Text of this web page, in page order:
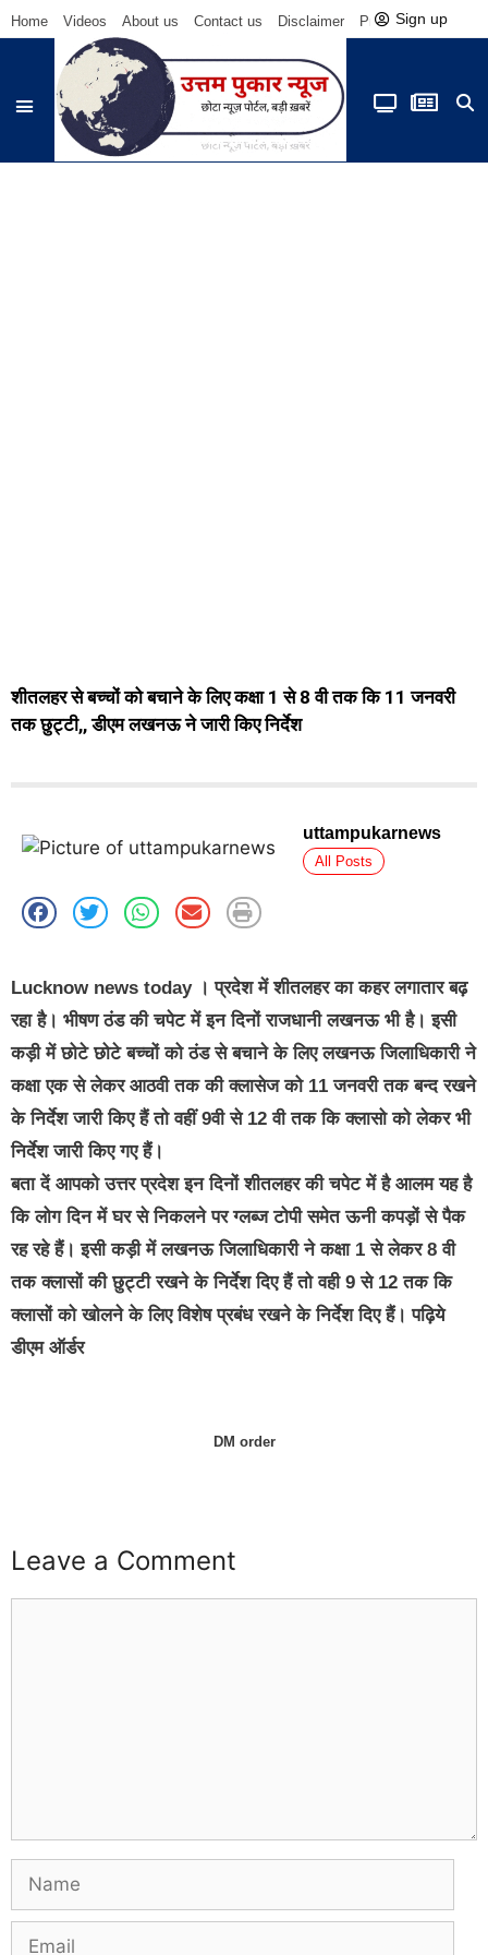
Home Videos About us Contact us Disclaimer Privacy Policy
Sign up
शीतलहर से बच्चों को बचाने के लिए कक्षा 1 से 8 वी तक कि 11 जनवरी
तक छुट्टी,, डीएम लखनऊ ने जारी किए निर्देश
uttampukarnews
All Posts
Lucknow news today। प्रदेश में शीतलहर का कहर लगातार बढ़
रहा है। भीषण ठंड की चपेट में इन दिनों राजधानी लखनऊ भी है। इसी
कड़ी में छोटे छोटे बच्चों को ठंड से बचाने के लिए लखनऊ जिलाधिकारी ने
कक्षा एक से लेकर आठवी तक की क्लासेज को 11 जनवरी तक बन्द रखने
के निर्देश जारी किए हैं तो वहीं 9वी से 12 वी तक कि क्लासो को लेकर भी
निर्देश जारी किए गए हैं।
बता दें आपको उत्तर प्रदेश इन दिनों शीतलहर की चपेट में है आलम यह है
कि लोग दिन में घर से निकलने पर ग्लब्ज टोपी समेत ऊनी कपड़ों से पैक
रह रहे हैं। इसी कड़ी में लखनऊ जिलाधिकारी ने कक्षा 1 से लेकर 8 वी
तक क्लासों की छुट्टी रखने के निर्देश दिए हैं तो वही 9 से 12 तक कि
क्लासों को खोलने के लिए विशेष प्रबंध रखने के निर्देश दिए हैं। पढ़िये
डीएम ऑर्डर
DM order
Leave a Comment